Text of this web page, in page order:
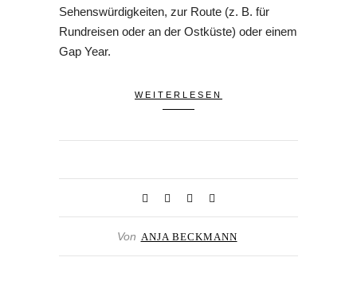
Sehenswürdigkeiten, zur Route (z. B. für
Rundreisen oder an der Ostküste) oder einem
Gap Year.
WEITERLESEN
Von ANJA BECKMANN